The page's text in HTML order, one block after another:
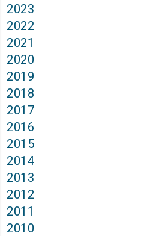
2023
2022
2021
2020
2019
2018
2017
2016
2015
2014
2013
2012
2011
2010